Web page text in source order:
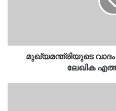
മുഖ്യമന്ത്രിയുടെ
ലേഖിക